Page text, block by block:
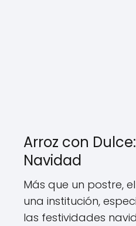
Arroz con
Navidad
Más que un postre,
una institución,
las festividades